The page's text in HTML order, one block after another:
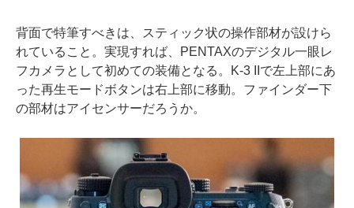
背面で特筆すべきは、スティック状の操作部材が設けら
れていること。実現すれば、PENTAXのデジタル一眼レ
フカメラとして初めての装備となる。K-3 IIで左上部にあ
った再生モードボタンは右上部に移動。ファインダー下
の部材はアイセンサーだろうか。